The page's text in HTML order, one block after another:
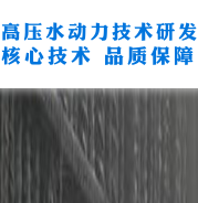
高压水动力技术研发
核心技术 品质保障